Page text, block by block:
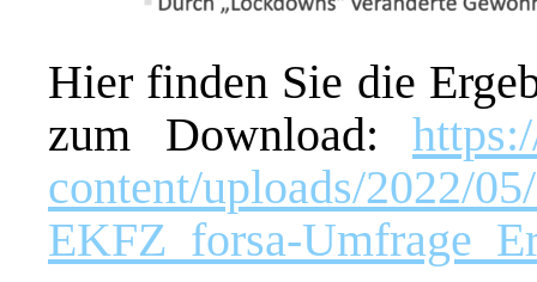
Hier finden Sie die
zum Download:
content/uploads/2022/
EKFZ_forsa-